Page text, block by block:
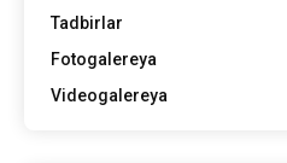
Tadbirlar
Fotogalereya
Videogalereya